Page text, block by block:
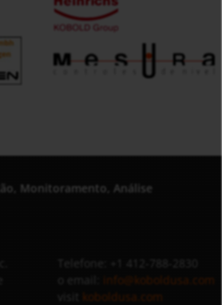
Monitoramento, Análise
info@koboldusa.com
koboldusa.com